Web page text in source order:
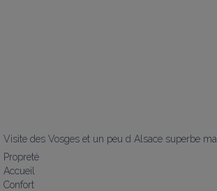
Visite des Vosges et un peu d Alsace superbe
Propreté
Accueil
Confort